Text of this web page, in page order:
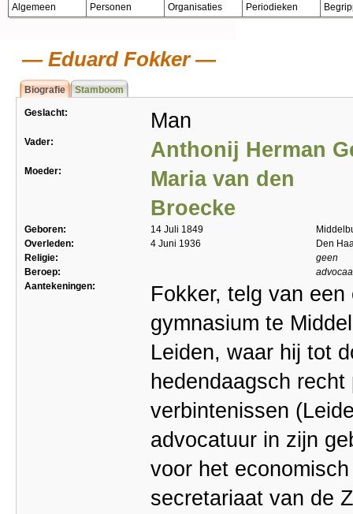
Algemeen Personen Organisaties Periodieken
Eduard Fokker
Biografie Stamboom
Geslacht: Man
Vader: Anthonij Herman
Moeder:
Maria van den
Broecke
Geboren: 14 Juli 1849
Overleden:
4 Juni 1936
Den
Religie:
geen
Beroep:
Aantekeningen:
Fokker, telg van
gymnasium te
Leiden, waar hij tot
hedendaagsch
verbintenissen
advocatuur in zijn
voor het
secretariaat van de